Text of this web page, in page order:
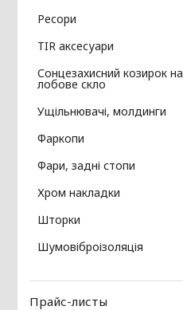
Ресори
TIR аксесуари
Сонцезахисний козирок на
лобове скло
Ущільнювачі, молдинги
Фаркопи
Фари, задні стопи
Хром накладки
Шторки
Шумовіброізоляція
Прайс-листы